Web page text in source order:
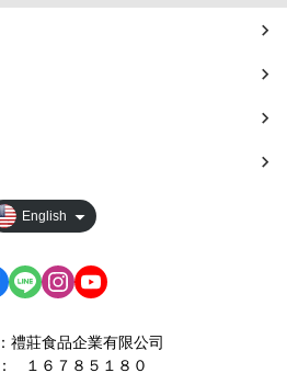
禮莊食品企業有限公司
１６７８５１８０
English